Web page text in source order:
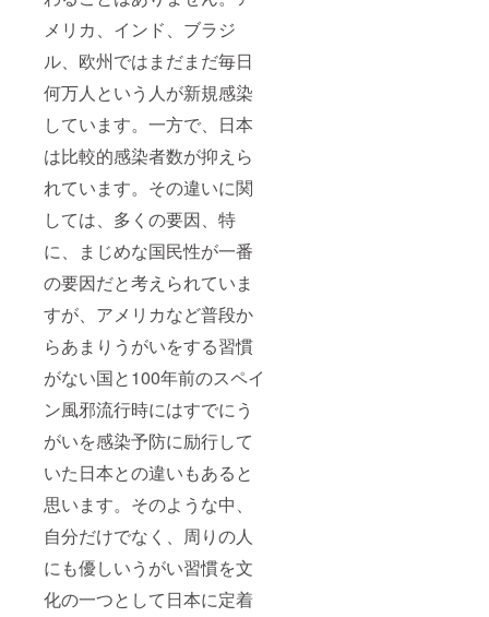
メリカ、インド、ブラジ
ル、欧州ではまだまだ毎日
何万人という人が新規感染
しています。一方で、日本
は比較的感染者数が抑えら
れています。その違いに関
しては、多くの要因、特
に、まじめな国民性が一番
の要因だと考えられていま
すが、アメリカなど普段か
らあまりうがいをする習慣
がない国と100年前のスペイ
ン風邪流行時にはすでにう
がいを感染予防に励行して
いた日本との違いもあると
思います。そのような中、
自分だけでなく、周りの人
にも優しいうがい習慣を文
化の一つとして日本に定着